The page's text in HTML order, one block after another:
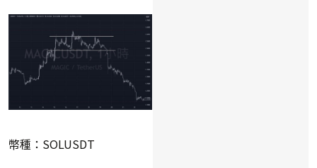
幣種：SOLUSDT